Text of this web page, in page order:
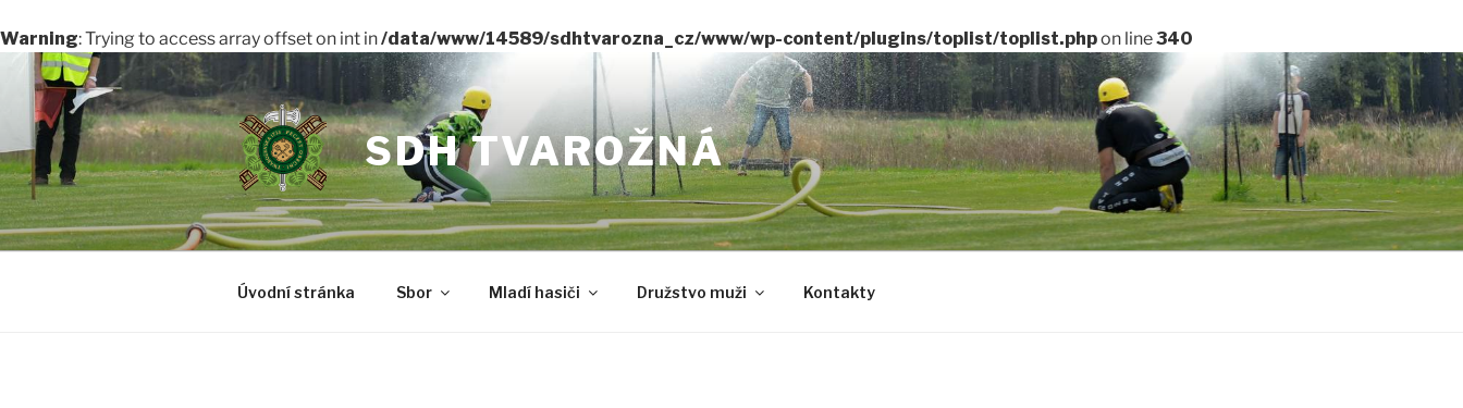
Warning: Trying to access array offset on int in/data/www/14589/sdhtvarozna_cz/www/wp-content/plugins/toplist/toplist.phpon line340
Přejít
obsahu
webu
SDH TVAROŽNÁ
Úvodní stránka Sbor Mladí hasiči Družstvo muži Kontakty